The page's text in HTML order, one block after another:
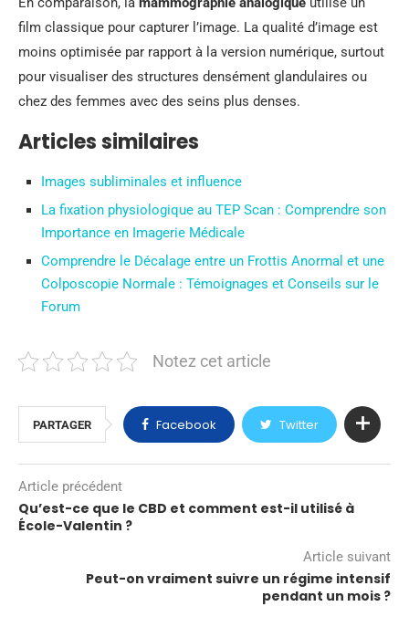
film classique pour capturer l’image. La qualité d’image est
moins optimisée par rapport à la version numérique, surtout
pour visualiser des structures densément glandulaires ou
chez des femmes avec des seins plus denses.
Articles similaires
Images subliminales et influence
La fixation physiologique au TEP Scan : Comprendre son
Importance en Imagerie Médicale
Comprendre le Décalage entre un Frottis Anormal et une
Colposcopie Normale : Témoignages et Conseils sur le
Forum
Notez cet article
PARTAGER Facebook Twitter
Article précédent
Qu’est-ce que le CBD et comment est-il utilisé à
École-Valentin ?
Article suivant
Peut-on vraiment suivre un régime intensif
pendant un mois ?